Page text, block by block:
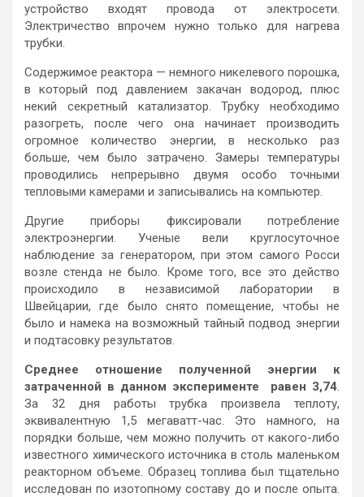
устройство входят провода от электросети.
Электричество впрочем нужно только для нагрева
трубки.
Содержимое реактора — немного никелевого порошка,
в который под давлением закачан водород, плюс
некий секретный катализатор. Трубку необходимо
разогреть, после чего она начинает производить
огромное количество энергии, в несколько раз
больше, чем было затрачено. Замеры температуры
проводились непрерывно двумя особо точными
тепловыми камерами и записывались на компьютер.
Другие приборы фиксировали потребление
электроэнергии. Ученые вели круглосуточное
наблюдение за генератором, при этом самого Росси
возле стенда не было. Кроме того, все это действо
происходило в независимой лаборатории в
Швейцарии, где было снято помещение, чтобы не
было и намека на возможный тайный подвод энергии
и подтасовку результатов.
Среднее отношение полученной энергии к
затраченной в данном эксперименте равен 3,74.
За 32 дня работы трубка произвела теплоту,
эквивалентную 1,5 мегаватт-час. Это намного, на
порядки больше, чем можно получить от какого-либо
известного химического источника в столь маленьком
реакторном объеме. Образец топлива был тщательно
исследован по изотопному составу до и после опыта.